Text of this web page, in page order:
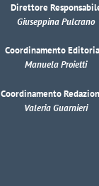
Direttore
Giuseppina Pulcrano
Coordinamento
Manuela Proietti
Coordinamento
Valeria Guarnieri